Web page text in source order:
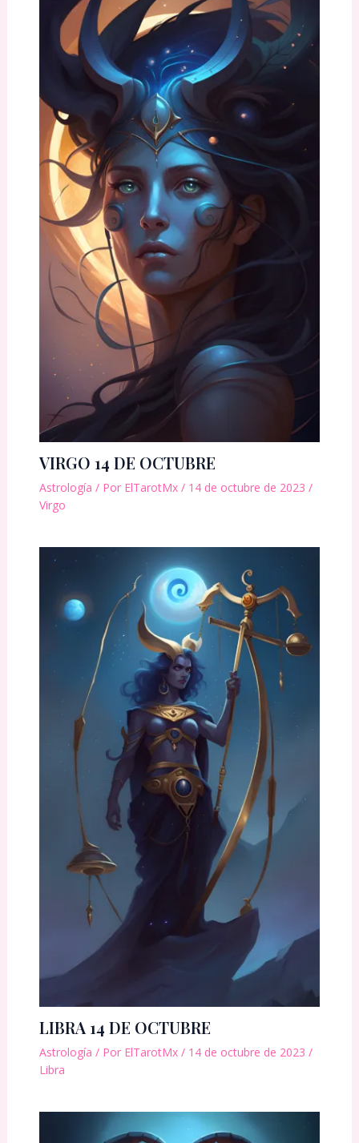
VIRGO 14 DE OCTUBRE
Astrología / Por ElTarotMx / 14 de octubre de 2023 /
Virgo
LIBRA 14 DE OCTUBRE
Astrología / Por ElTarotMx / 14 de octubre de 2023 /
Libra